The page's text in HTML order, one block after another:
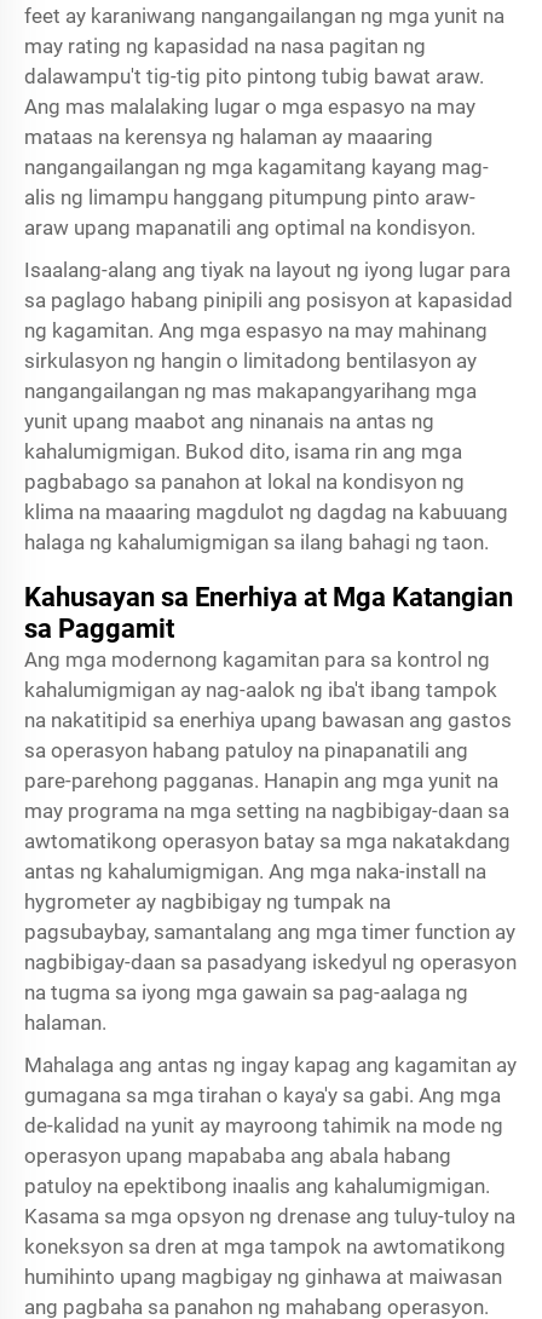
feet ay karaniwang nangangailangan ng mga yunit na
may rating ng kapasidad na nasa pagitan ng
dalawampu't tig-tig pito pintong tubig bawat araw.
Ang mas malalaking lugar o mga espasyo na may
mataas na kerensya ng halaman ay maaaring
nangangailangan ng mga kagamitang kayang mag-
alis ng limampu hanggang pitumpung pinto araw-
araw upang mapanatili ang optimal na kondisyon.
Isaalang-alang ang tiyak na layout ng iyong lugar para
sa paglago habang pinipili ang posisyon at kapasidad
ng kagamitan. Ang mga espasyo na may mahinang
sirkulasyon ng hangin o limitadong bentilasyon ay
nangangailangan ng mas makapangyarihang mga
yunit upang maabot ang ninanais na antas ng
kahalumigmigan. Bukod dito, isama rin ang mga
pagbabago sa panahon at lokal na kondisyon ng
klima na maaaring magdulot ng dagdag na kabuuang
halaga ng kahalumigmigan sa ilang bahagi ng taon.
Kahusayan sa Enerhiya at Mga Katangian
sa Paggamit
Ang mga modernong kagamitan para sa kontrol ng
kahalumigmigan ay nag-aalok ng iba't ibang tampok
na nakatitipid sa enerhiya upang bawasan ang gastos
sa operasyon habang patuloy na pinapanatili ang
pare-parehong pagganas. Hanapin ang mga yunit na
may programa na mga setting na nagbibigay-daan sa
awtomatikong operasyon batay sa mga nakatakdang
antas ng kahalumigmigan. Ang mga naka-install na
hygrometer ay nagbibigay ng tumpak na
pagsubaybay, samantalang ang mga timer function ay
nagbibigay-daan sa pasadyang iskedyul ng operasyon
na tugma sa iyong mga gawain sa pag-aalaga ng
halaman.
Mahalaga ang antas ng ingay kapag ang kagamitan ay
gumagana sa mga tirahan o kaya'y sa gabi. Ang mga
de-kalidad na yunit ay mayroong tahimik na mode ng
operasyon upang mapababa ang abala habang
patuloy na epektibong inaalis ang kahalumigmigan.
Kasama sa mga opsyon ng drenase ang tuluy-tuloy na
koneksyon sa dren at mga tampok na awtomatikong
humihinto upang magbigay ng ginhawa at maiwasan
ang pagbaha sa panahon ng mahabang operasyon.